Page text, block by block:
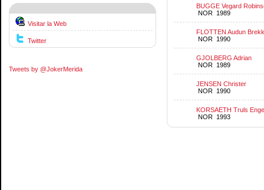
Visitar la Web
Twitter
Tweets by @JokerMerida
BUGGE Vegard
NOR 1989
FLOTTEN Audun
NOR 1990
GJOLBERG Adrian
NOR 1989
JENSEN Christer
NOR 1990
KORSAETH Truls
NOR 1993